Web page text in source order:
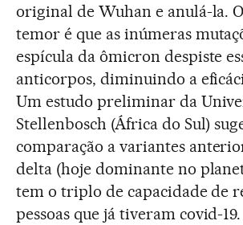
original de Wuhan e anulá-la.
temor é que as inúmeras
espícula da ômicron despiste
anticorpos, diminuindo a
Um estudo preliminar da
Stellenbosch (África do Sul)
comparação a variantes
delta (hoje dominante no
tem o triplo de capacidade de
pessoas que já tiveram covid-19.